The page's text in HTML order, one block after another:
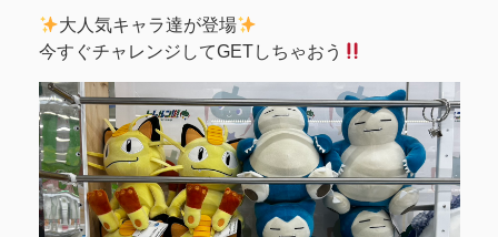
大人気キャラ達が登場
今すぐチャレンジしてGETしちゃおう